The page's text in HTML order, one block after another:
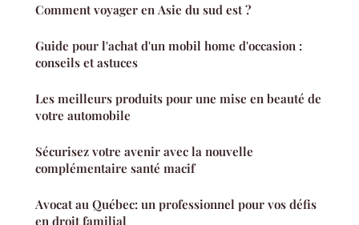
Comment voyager en Asie du sud est ?
Guide pour l'achat d'un mobil home d'occasion :
conseils et astuces
Les meilleurs produits pour une mise en beauté de
votre automobile
Sécurisez votre avenir avec la nouvelle
complémentaire santé macif
Avocat au Québec: un professionnel pour vos défis
en droit familial